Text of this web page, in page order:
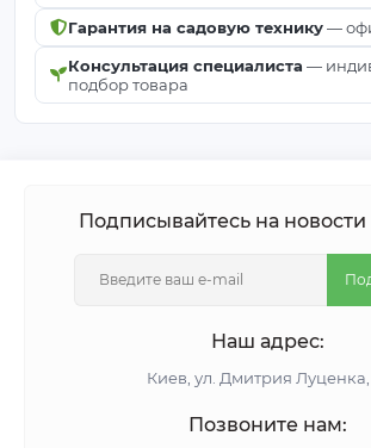
Гарантия на садовую технику—
Консультация специалиста —
подбор товара
Подписывайтесь на новости
Наш адрес:
Киeв, ул. Дмитрия Луценка,
Позвоните нам: